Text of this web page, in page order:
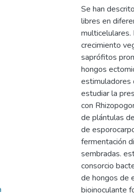
Se han
libres en
crecimiento
saprófitos
hongos
estimuladores
estudiar la
con
de plántulas
de
fermentación
sembradas.
consorcio
de hongos de
bioinoculante